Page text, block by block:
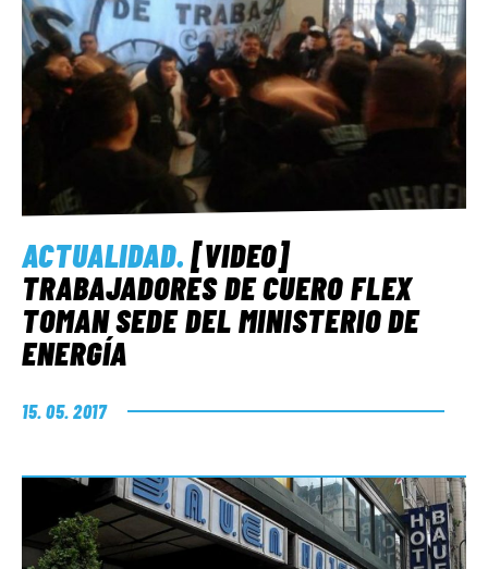
ACTUALIDAD.[VIDEO]
TRABAJADORES DE CUERO FLEX
TOMAN SEDE DEL MINISTERIO DE
ENERGÍA
15. 05. 2017